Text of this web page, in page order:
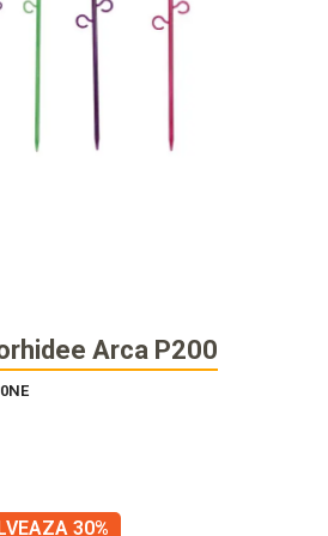
Arca P200
30%